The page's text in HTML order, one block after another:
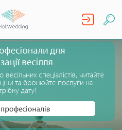
для
весілля
спеціалістів, читайте
та бронюйте послуги на
дату!